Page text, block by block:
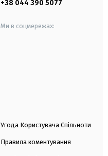
+38 044 390 5077
Ми в соцмережах:
Угода Користувача Спільноти
Правила коментування